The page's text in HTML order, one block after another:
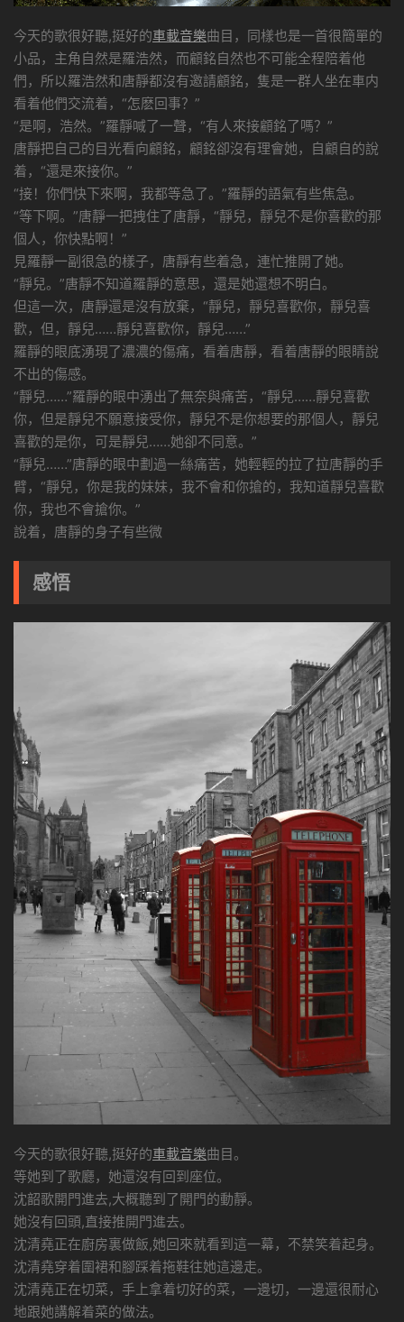
今天的歌很好聽,挺好的車載音樂曲目，同樣也是一首很簡單的
小品，主角自然是羅浩然，而顧銘自然也不可能全程陪着他
們，所以羅浩然和唐靜都沒有邀請顧銘，隻是一群人坐在車内
看着他們交流着，“怎麽回事？”
“是啊，浩然。”羅靜喊了一聲，“有人來接顧銘了嗎？”
唐靜把自己的目光看向顧銘，顧銘卻沒有理會她，自顧自的說
着，“還是來接你。”
“接！你們快下來啊，我都等急了。”羅靜的語氣有些焦急。
“等下啊。”唐靜一把拽住了唐靜，“靜兒，靜兒不是你喜歡的那
個人，你快點啊！”
見羅靜一副很急的樣子，唐靜有些着急，連忙推開了她。
“靜兒。”唐靜不知道羅靜的意思，還是她還想不明白。
但這一次，唐靜還是沒有放棄，“靜兒，靜兒喜歡你，靜兒喜
歡，但，靜兒……靜兒喜歡你，靜兒……”
羅靜的眼底湧現了濃濃的傷痛，看着唐靜，看着唐靜的眼睛說
不出的傷感。
“靜兒……”羅靜的眼中湧出了無奈與痛苦，“靜兒……靜兒喜歡
你，但是靜兒不願意接受你，靜兒不是你想要的那個人，靜兒
喜歡的是你，可是靜兒……她卻不同意。”
“靜兒……”唐靜的眼中劃過一絲痛苦，她輕輕的拉了拉唐靜的手
臂，“靜兒，你是我的妹妹，我不會和你搶的，我知道靜兒喜歡
你，我也不會搶你。”
說着，唐靜的身子有些微
感悟
今天的歌很好聽,挺好的車載音樂曲目。
等她到了歌廳，她還沒有回到座位。
沈韶歌開門進去,大概聽到了開門的動靜。
她沒有回頭,直接推開門進去。
沈清堯正在廚房裏做飯,她回來就看到這一幕，不禁笑着起身。
沈清堯穿着圍裙和腳踩着拖鞋往她這邊走。
沈清堯正在切菜，手上拿着切好的菜，一邊切，一邊還很耐心
地跟她講解着菜的做法。